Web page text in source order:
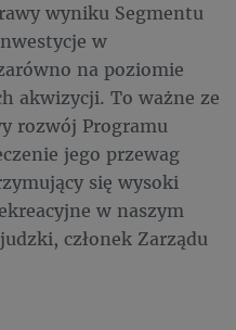
wyniku Segmentu
w
na poziomie
akwizycji. To ważne ze
rozwój Programu
jego przewag
się wysoki
w naszym
członek Zarządu